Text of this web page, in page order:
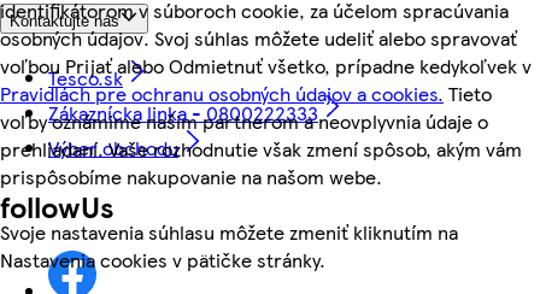
identifikátorom v súboroch cookie, za účelom spracúvania
osobných údajov. Svoj súhlas môžete udeliť alebo spravovať
voľbou Prijať alebo Odmietnuť všetko, prípadne kedykoľvek v
Pravidlách pre ochranu osobných údajov a cookies. Tieto
voľby oznámime našim partnerom a neovplyvnia údaje o
prehliadaní. Vaše rozhodnutie však zmení spôsob, akým vám
prispôsobíme nakupovanie na našom webe.
Svoje nastavenia súhlasu môžete zmeniť kliknutím na
Nastavenia cookies v pätičke stránky.
Kontaktujte nás
Tesco.sk
Zákaznícka linka - 0800222333
Výber obchodu
followUs